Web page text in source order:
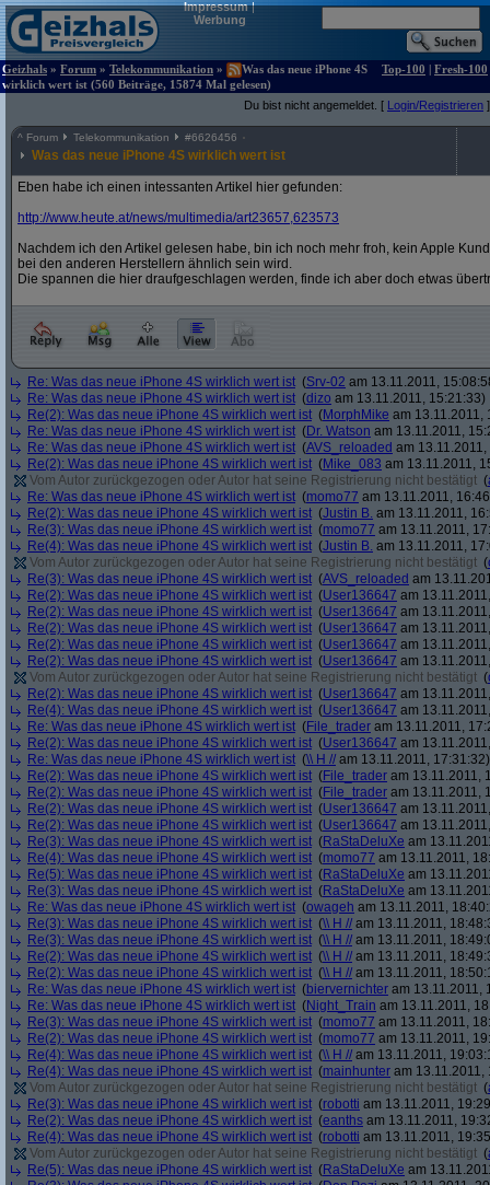
Impressum|
Werbung
Geizhals » Forum » Telekommunikation »
Was das neue iPhone 4S
wirklich wert ist (560 Beiträge, 15874 Mal gelesen)
Top-100 | Fresh-100
Du bist nicht angemeldet. [ Login/Registrieren ]
^ Forum Telekommunikation #6626456
Was das neue iPhone 4S wirklich wert ist
Eben habe ich einen intessanten Artikel hier gefunden:
http://www.heute.at/news/multimedia/art23657,623573
Nachdem ich den Artikel gelesen habe, bin ich noch mehr froh, kein Apple
bei den anderen Herstellern ähnlich sein wird.
Die spannen die hier draufgeschlagen werden, finde ich aber doch etwas
Re: Was das neue iPhone 4S wirklich wert ist (Srv-02 am 13.11.2011,
Re: Was das neue iPhone 4S wirklich wert ist (dizo am 13.11.2011, 15:21:33)
Re(2): Was das neue iPhone 4S wirklich wert ist (MorphMike am 13.11.2011,
Re: Was das neue iPhone 4S wirklich wert ist (Dr. Watson am 13.11.2011,
Re: Was das neue iPhone 4S wirklich wert ist (AVS_reloaded am
Re(2): Was das neue iPhone 4S wirklich wert ist (Mike_083 am 13.11.2011,
Vom Autor zurückgezogen oder Autor hat seine Registrierung nicht bestätigt (
Re: Was das neue iPhone 4S wirklich wert ist (momo77 am 13.11.2011,
Re(2): Was das neue iPhone 4S wirklich wert ist (Justin B. am 13.11.2011,
Re(3): Was das neue iPhone 4S wirklich wert ist (momo77 am 13.11.2011,
Re(4): Was das neue iPhone 4S wirklich wert ist (Justin B. am 13.11.2011,
Vom Autor zurückgezogen oder Autor hat seine Registrierung nicht bestätigt (
Re(3): Was das neue iPhone 4S wirklich wert ist (AVS_reloaded am
Re(2): Was das neue iPhone 4S wirklich wert ist (User136647 am
Re(2): Was das neue iPhone 4S wirklich wert ist (User136647 am
Re(2): Was das neue iPhone 4S wirklich wert ist (User136647 am
Re(2): Was das neue iPhone 4S wirklich wert ist (User136647 am
Re(2): Was das neue iPhone 4S wirklich wert ist (User136647 am
Vom Autor zurückgezogen oder Autor hat seine Registrierung nicht bestätigt (
Re(2): Was das neue iPhone 4S wirklich wert ist (User136647 am
Re(4): Was das neue iPhone 4S wirklich wert ist (User136647 am
Re: Was das neue iPhone 4S wirklich wert ist (File_trader am 13.11.2011,
Re(2): Was das neue iPhone 4S wirklich wert ist (User136647 am
Re: Was das neue iPhone 4S wirklich wert ist (\\ H // am 13.11.2011, 17:31:32)
Re(2): Was das neue iPhone 4S wirklich wert ist (File_trader am 13.11.2011,
Re(2): Was das neue iPhone 4S wirklich wert ist (File_trader am 13.11.2011,
Re(2): Was das neue iPhone 4S wirklich wert ist (User136647 am
Re(2): Was das neue iPhone 4S wirklich wert ist (User136647 am
Re(3): Was das neue iPhone 4S wirklich wert ist (RaStaDeluXe am
Re(4): Was das neue iPhone 4S wirklich wert ist (momo77 am 13.11.2011,
Re(5): Was das neue iPhone 4S wirklich wert ist (RaStaDeluXe am
Re(3): Was das neue iPhone 4S wirklich wert ist (RaStaDeluXe am
Re: Was das neue iPhone 4S wirklich wert ist (owageh am 13.11.2011,
Re(3): Was das neue iPhone 4S wirklich wert ist (\\ H // am 13.11.2011,
Re(3): Was das neue iPhone 4S wirklich wert ist (\\ H // am 13.11.2011,
Re(2): Was das neue iPhone 4S wirklich wert ist (\\ H // am 13.11.2011,
Re(2): Was das neue iPhone 4S wirklich wert ist (\\ H // am 13.11.2011,
Re: Was das neue iPhone 4S wirklich wert ist (biervernichter am 13.11.2011,
Re: Was das neue iPhone 4S wirklich wert ist (Night_Train am 13.11.2011,
Re(3): Was das neue iPhone 4S wirklich wert ist (momo77 am 13.11.2011,
Re(2): Was das neue iPhone 4S wirklich wert ist (momo77 am 13.11.2011,
Re(4): Was das neue iPhone 4S wirklich wert ist (\\ H // am 13.11.2011,
Re(4): Was das neue iPhone 4S wirklich wert ist (mainhunter am 13.11.2011,
Vom Autor zurückgezogen oder Autor hat seine Registrierung nicht bestätigt (
Re(3): Was das neue iPhone 4S wirklich wert ist (robotti am 13.11.2011,
Re(2): Was das neue iPhone 4S wirklich wert ist (eanths am 13.11.2011,
Re(4): Was das neue iPhone 4S wirklich wert ist (robotti am 13.11.2011,
Vom Autor zurückgezogen oder Autor hat seine Registrierung nicht bestätigt (
Re(5): Was das neue iPhone 4S wirklich wert ist (RaStaDeluXe am